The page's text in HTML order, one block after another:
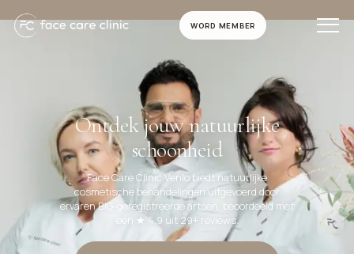
WORD MEMBER
Ontdek jouw natuurlijke
schoonheid
Face Care Clinic Venlo biedt natuurlijke
cosmetische behandelingen uitgevoerd door
ervaren BIG-geregistreerde artsen, beoordeeld met
een ★ 4.9 uit 29+ reviews.